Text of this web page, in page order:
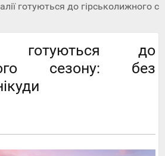
готуються до гірськолижного
готуються до
сезону: без